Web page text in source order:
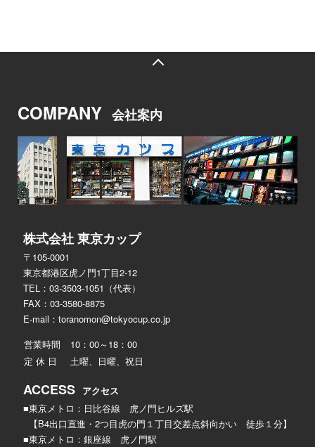
COMPANY 会社案内
株式会社 東京カップ
〒105-0001
東京都港区虎ノ門1丁目2-12
TEL：03-3503-1051（代表）
FAX：03-3580-8875
E-mail： toranomon@tokyocup.co.jp
営業時間
10：00～18：00
定 休 日
土曜、日曜、祝日
ACCESS アクセス
■東京メトロ：日比谷線 虎ノ門ヒルズ駅
【B4出口直進・2つ目虎の門１丁目交差点斜向かい 徒歩１分】
■東京メトロ：銀座線 虎ノ門駅